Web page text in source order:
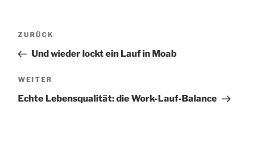
Beitragsnavigation
Vorheriger
Beitrag
ZURÜCK
Und wieder lockt ein Lauf in Moab
Nächster
Beitrag
WEITER
Echte Lebensqualität: die Work-Lauf-Balance